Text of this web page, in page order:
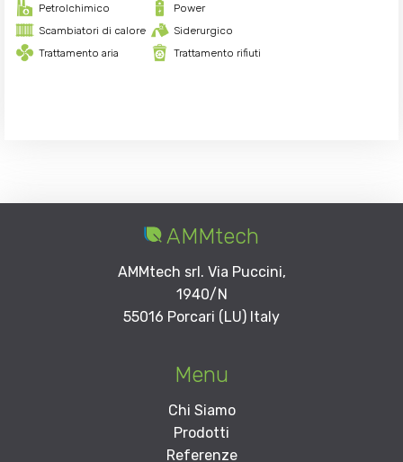
Petrolchimico
Power
Scambiatori di calore
Siderurgico
Trattamento aria
Trattamento rifiuti
AMMtech
AMMtech srl. Via Puccini,
1940/N
55016 Porcari (LU) Italy
Menu
Chi Siamo
Prodotti
Referenze